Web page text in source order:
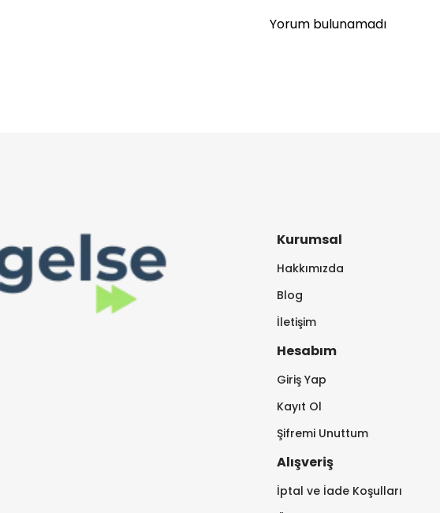
Yorum bulunamadı
Kurumsal
Hakkımızda
Blog
İletişim
Hesabım
Giriş Yap
Kayıt Ol
Şifremi Unuttum
Alışveriş
İptal ve İade Koşulları